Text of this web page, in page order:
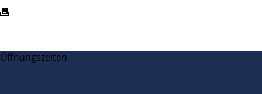
Öffnungszeiten